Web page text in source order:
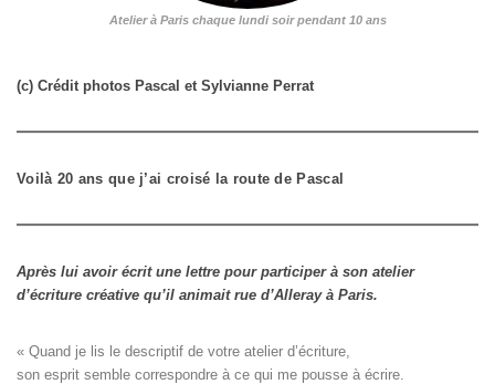
Atelier à Paris chaque lundi soir pendant 10 ans
(c) Crédit photos Pascal et Sylvianne Perrat
Voilà 20 ans que j’ai croisé la route de Pascal
Après lui avoir écrit une lettre pour participer à son atelier
d’écriture créative qu’il animait rue d’Alleray à Paris.
« Quand je lis le descriptif de votre atelier d’écriture,
son esprit semble correspondre à ce qui me pousse à écrire.